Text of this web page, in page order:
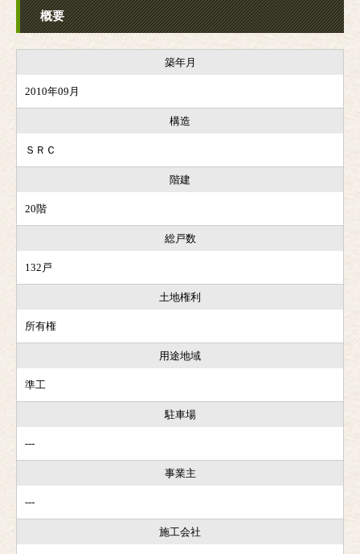
概要
築年月
2010年09月
構造
ＳＲＣ
階建
20階
総戸数
132戸
土地権利
所有権
用途地域
準工
駐車場
---
事業主
---
施工会社